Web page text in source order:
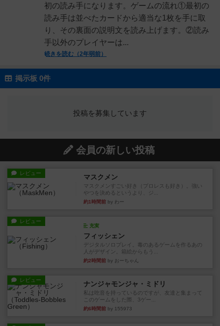
初の読み手になります。ゲームの流れ①最初の
読み手は並べたカードから適当な1枚を手に取
り、その裏面の説明文を読み上げます。②読み
手以外のプレイヤーは...
続きを読む（2年弱前）
掲示板 0件
投稿を募集しています
会員の新しい投稿
レビュー マスクメン
マスクメンすごい好き（プロレスも好き）。強い
やつを決めるというより、ジ...
約1時間前 by わー
レビュー
充実
フィッシェン
デジタルソロプレイ。毒のあるゲームを作るあの
人がデザイン。箱絵からもう...
約2時間前 by おーちゃん
レビュー ナンジャモンジャ・ミドリ
私は吃音を持っているのですが、友達と集まって
このゲームをした際、3ゲー...
約6時間前 by 155973